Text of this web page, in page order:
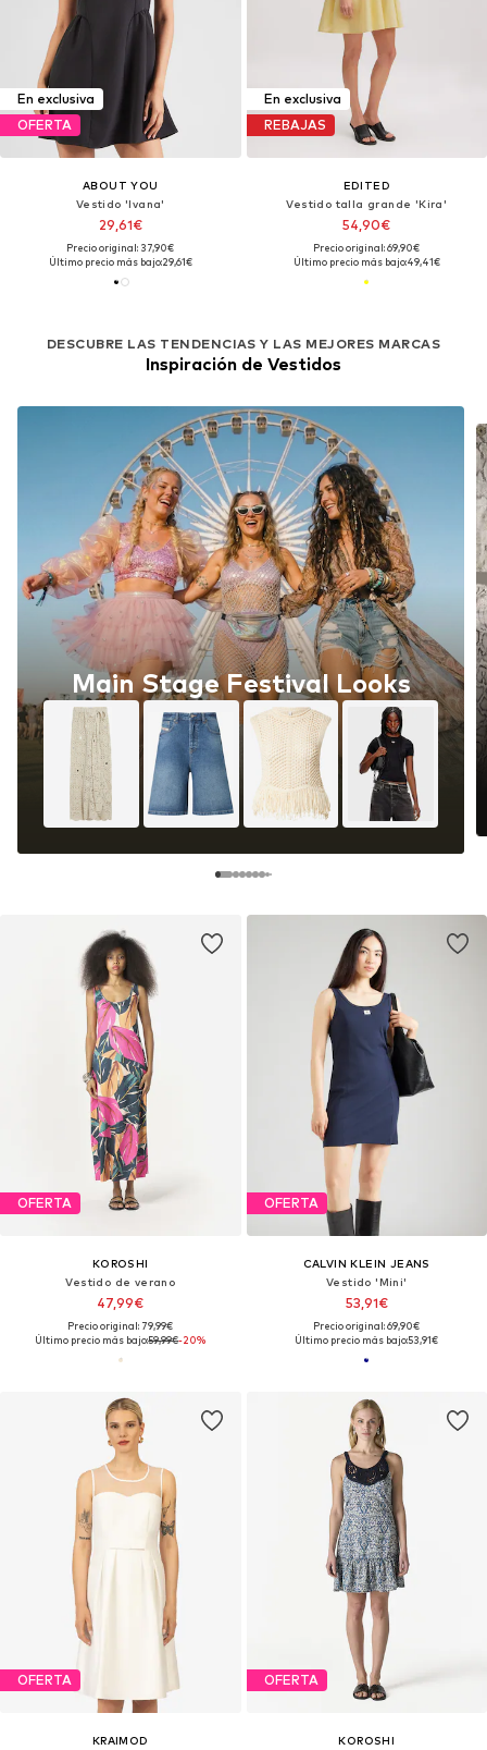
En exclusiva
OFERTA
ABOUT YOU
Vestido 'Ivana'
29,61€
Precio original: 37,90€
Último precio más bajo:29,61€
En exclusiva
REBAJAS
EDITED
Vestido talla grande 'Kira'
54,90€
Precio original: 69,90€
Último precio más bajo:49,41€
DESCUBRE LAS TENDENCIAS Y LAS MEJORES MARCAS
Inspiración de Vestidos
Main Stage Festival Looks
OFERTA
KOROSHI
Vestido de verano
47,99€
Precio original: 79,99€
Último precio más bajo:59,99€-20%
OFERTA
CALVIN KLEIN JEANS
Vestido 'Mini'
53,91€
Precio original: 69,90€
Último precio más bajo:53,91€
OFERTA
KRAIMOD
OFERTA
KOROSHI